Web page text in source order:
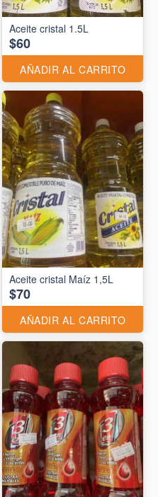
Aceite cristal 1.5L
$60
AÑADIR AL CARRITO
Aceite cristal Maíz 1,5L
$70
AÑADIR AL CARRITO